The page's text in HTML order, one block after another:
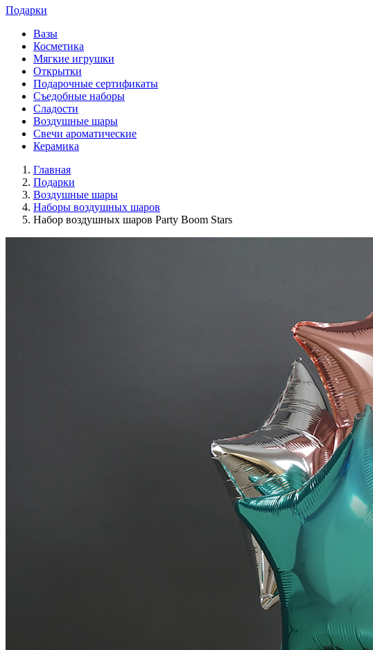
Подарки
Вазы
Косметика
Мягкие игрушки
Открытки
Подарочные сертификаты
Съедобные наборы
Сладости
Воздушные шары
Свечи ароматические
Керамика
Главная
Подарки
Воздушные шары
Наборы воздушных шаров
Набор воздушных шаров Party Boom Stars